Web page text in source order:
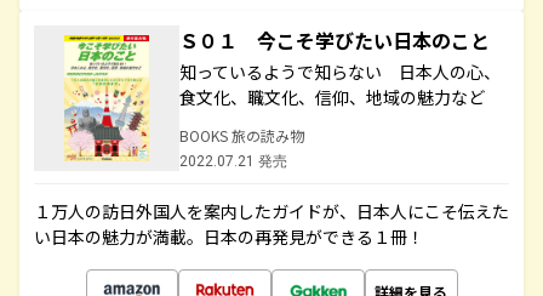
Ｓ０１ 今こそ学びたい日本のこと
知っているようで知らない 日本人の心、
食文化、職文化、信仰、地域の魅力など
BOOKS 旅の読み物
2022.07.21 発売
１万人の訪日外国人を案内したガイドが、日本人にこそ伝えた
い日本の魅力が満載。日本の再発見ができる１冊！
詳細を見る